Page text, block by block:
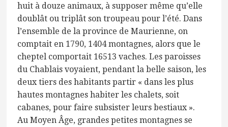
huit à douze animaux, à supposer même qu’elle
doublât ou triplât son troupeau pour l’été. Dans
l’ensemble de la province de Maurienne, on
comptait en 1790, 1404 montagnes, alors que le
cheptel comportait 16513 vaches. Les paroisses
du Chablais voyaient, pendant la belle saison, les
deux tiers des habitants partir « dans les plus
hautes montagnes habiter les chalets, soit
cabanes, pour faire subsister leurs bestiaux ».
Au Moyen Âge, grandes petites montagnes se